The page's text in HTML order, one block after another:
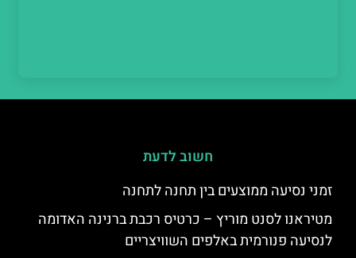
חשוב לדעת
זמני נסיעה ממוצעים בין תחנה לתחנה
מטיראנו לסנט מוריץ – כרטיס רכבת ברנינה האדומה
לנסיעה פנורמית באלפים השוויצריים